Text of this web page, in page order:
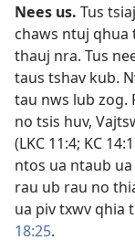
Nees us. Tus
chaws ntuj qhua
thauj nra. Tus
taus tshav kub.
tau nws lub zog.
no tsis huv,
(LKC 11:4; KC
ntos ua ntaub ua
rau ub rau no
ua piv txwv qhia
18:25.